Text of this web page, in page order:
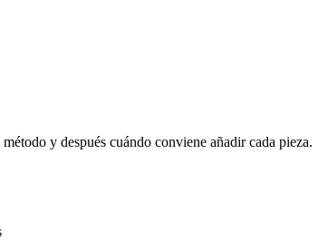
y después cuándo conviene añadir cada pieza.